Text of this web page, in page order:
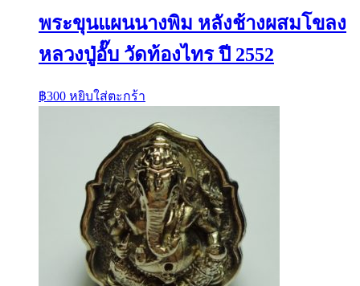
พระขุนแผนนางพิม หลังช้างผสมโขลง
หลวงปู่อั๊บ วัดท้องไทร ปี 2552
฿300 หยิบใส่ตะกร้า